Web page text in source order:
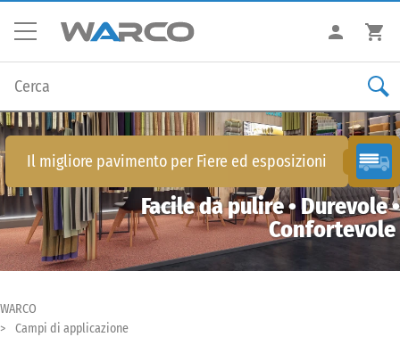
Il migliore pavimento per Fiere ed esposizioni
Facile da pulire • Durevole •
Confortevole
WARCO
Campi di applicazione